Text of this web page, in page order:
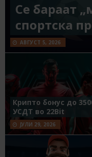
Се бараат
спортска
АВГУСТ 5, 2026
Крипто бонус до
УСДТ во 22Bit
ЈУЛИ 29, 2026